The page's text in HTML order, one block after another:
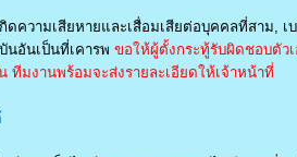
ความเสียหายและเสื่อมเสียต่อบุคคลที่สาม, เ
นอันเป็นที่เคารพ ขอให้ผู้ตั้งกระทู้รับผิดชอบตัวเ
มงานพร้อมจะส่งรายละเอียดให้เจ้าหน้าที่